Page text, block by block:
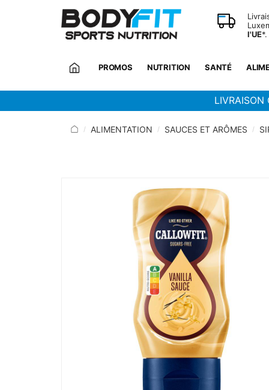
Panneau de gestion des cookies
l'UE*.
PROMOS NUTRITION SANTÉ
/ ALIMENTATION / SAUCES ET ARÔMES /